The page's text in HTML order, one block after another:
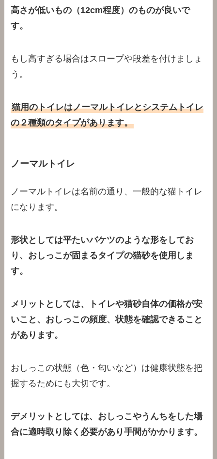
高さが低いもの（12cm程度）のものが良いで
す。
もし高すぎる場合はスロープや段差を付けましょ
う。
猫用のトイレはノーマルトイレとシステムトイレ
の２種類のタイプがあります。
ノーマルトイレ
ノーマルトイレは名前の通り、一般的な猫トイレ
になります。
形状としては平たいバケツのような形をしてお
り、おしっこが固まるタイプの猫砂を使用しま
す。
メリットとしては、トイレや猫砂自体の価格が安
いこと、おしっこの頻度、状態を確認できること
があります。
おしっこの状態（色・匂いなど）は健康状態を把
握するためにも大切です。
デメリットとしては、おしっこやうんちをした場
合に適時取り除く必要があり手間がかかります。